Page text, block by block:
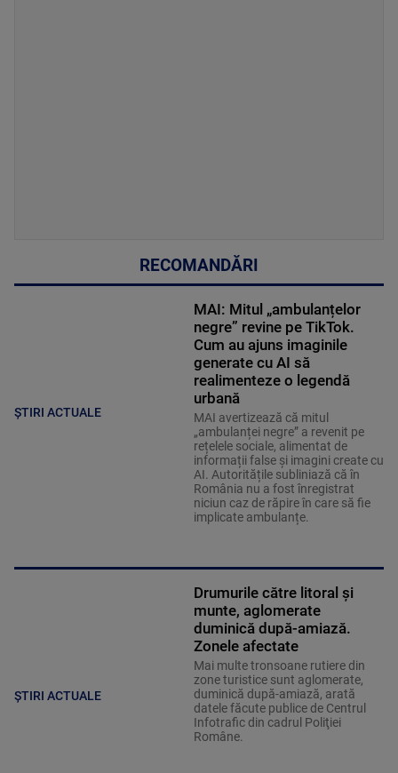
RECOMANDĂRI
ȘTIRI ACTUALE
MAI: Mitul „ambulanțelor
negre” revine pe TikTok.
Cum au ajuns imaginile
generate cu AI să
realimenteze o legendă
urbană
MAI avertizează că mitul
„ambulanței negre” a revenit pe
rețelele sociale, alimentat de
informații false și imagini create cu
AI. Autoritățile subliniază că în
România nu a fost înregistrat
niciun caz de răpire în care să fie
implicate ambulanțe.
ȘTIRI ACTUALE
Drumurile către litoral și
munte, aglomerate
duminică după-amiază.
Zonele afectate
Mai multe tronsoane rutiere din
zone turistice sunt aglomerate,
duminică după-amiază, arată
datele făcute publice de Centrul
Infotrafic din cadrul Poliţiei
Române.